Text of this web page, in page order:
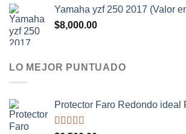
Yamaha yzf 250 2017 (Valor
$8,000.00
LO MEJOR PUNTUADO
Protector Faro Redondo ideal